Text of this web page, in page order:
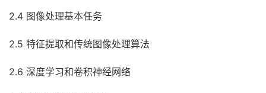
2.4 图像处理基本任务
2.5 特征提取和传统图像处理算法
2.6 深度学习和卷积神经网络